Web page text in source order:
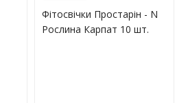
Фітосвічки Простарін - N
Рослина Карпат 10 шт.